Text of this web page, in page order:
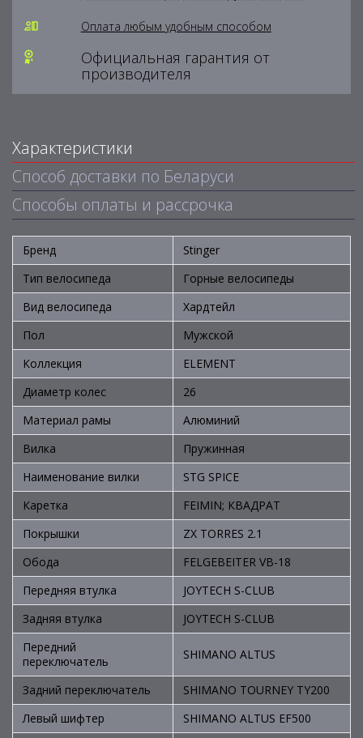
Оплата любым удобным способом
Официальная гарантия от
производителя
Характеристики
Способ доставки по Беларуси
Способы оплаты и рассрочка
Бренд
Stinger
Тип велосипеда
Горные велосипеды
Вид велосипеда
Хардтейл
Пол
Мужской
Коллекция
ELEMENT
Диаметр колес
26
Материал рамы
Алюминий
Вилка
Пружинная
Наименование вилки
STG SPICE
Каретка
FEIMIN; КВАДРАТ
Покрышки
ZX TORRES 2.1
Обода
FELGEBEITER VB-18
Передняя втулка
JOYTECH S-CLUB
Задняя втулка
JOYTECH S-CLUB
Передний
переключатель
SHIMANO ALTUS
Задний переключатель
SHIMANO TOURNEY TY200
Левый шифтер
SHIMANO ALTUS EF500